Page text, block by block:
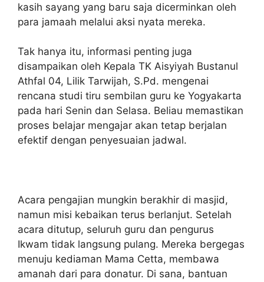
kasih sayang yang baru saja dicerminkan oleh
para jamaah melalui aksi nyata mereka.
Tak hanya itu, informasi penting juga
disampaikan oleh Kepala TK Aisyiyah Bustanul
Athfal 04, Lilik Tarwijah, S.Pd. mengenai
rencana studi tiru sembilan guru ke Yogyakarta
pada hari Senin dan Selasa. Beliau memastikan
proses belajar mengajar akan tetap berjalan
efektif dengan penyesuaian jadwal.
Acara pengajian mungkin berakhir di masjid,
namun misi kebaikan terus berlanjut. Setelah
acara ditutup, seluruh guru dan pengurus
Ikwam tidak langsung pulang. Mereka bergegas
menuju kediaman Mama Cetta, membawa
amanah dari para donatur. Di sana, bantuan